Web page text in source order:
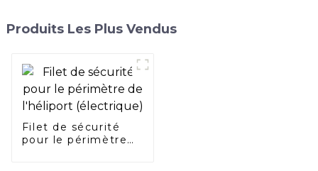
Produits Les Plus Vendus
Filet de sécurité
pour le périmètre